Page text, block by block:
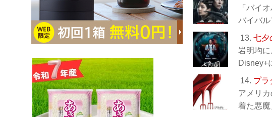
「バイ
バイバ
13. 七夕
岩明均に
Disney+
14. プラ
アメリ
着た悪